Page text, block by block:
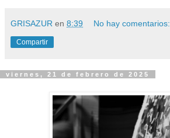
GRISAZUR en 8:39 No hay comentarios:
Compartir
viernes, 21 de febrero de 2025